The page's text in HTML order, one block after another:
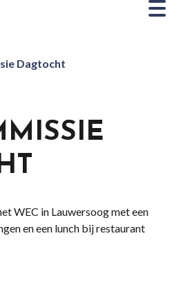
Dagtocht
WEC in Lauwersoog met een
en een lunch bij restaurant